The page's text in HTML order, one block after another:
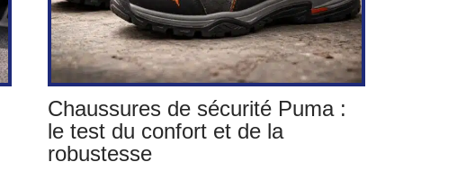
Chaussures de sécurité Puma :
le test du confort et de la
robustesse